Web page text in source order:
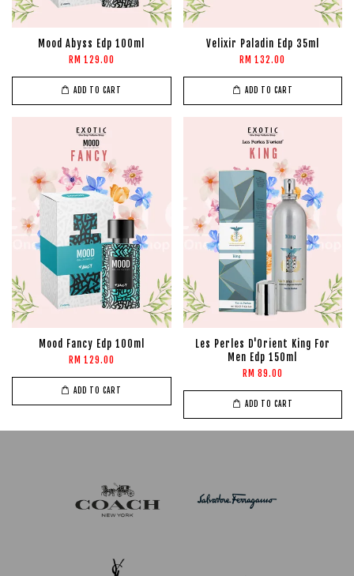
Mood Abyss Edp 100ml
RM 129.00
ADD TO CART
Velixir Paladin Edp 35ml
RM 132.00
ADD TO CART
Mood Fancy Edp 100ml
RM 129.00
ADD TO CART
Les Perles D'Orient King For
Men Edp 150ml
RM 89.00
ADD TO CART